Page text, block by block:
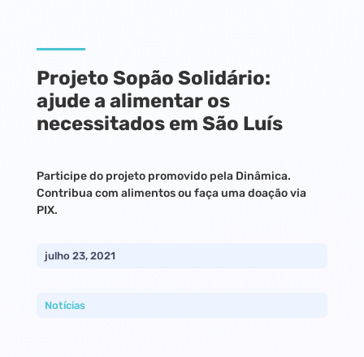
Projeto Sopão Solidário:
ajude a alimentar os
necessitados em São Luís
Participe do projeto promovido pela Dinâmica.
Contribua com alimentos ou faça uma doação via
PIX.
julho 23, 2021
Notícias